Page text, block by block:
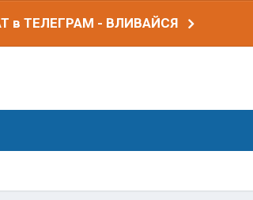
в ТЕЛЕГРАМ - ВЛИВАЙСЯ